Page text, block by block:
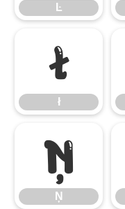
Ŀ
ł
ł
Ņ
Ņ